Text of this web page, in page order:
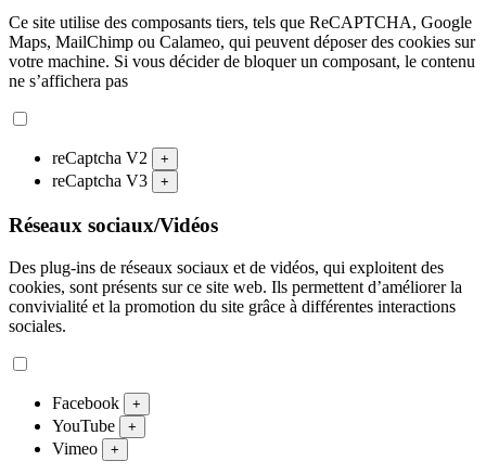
Ce site utilise des composants tiers, tels que ReCAPTCHA, Google
Maps, MailChimp ou Calameo, qui peuvent déposer des cookies sur
votre machine. Si vous décider de bloquer un composant, le contenu
ne s’affichera pas
reCaptcha V2 +
reCaptcha V3 +
Réseaux sociaux/Vidéos
Des plug-ins de réseaux sociaux et de vidéos, qui exploitent des
cookies, sont présents sur ce site web. Ils permettent d’améliorer la
convivialité et la promotion du site grâce à différentes interactions
sociales.
Facebook +
YouTube +
Vimeo +